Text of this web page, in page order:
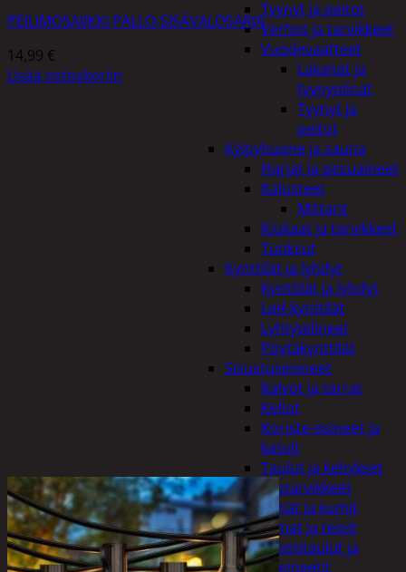
Tyynyt ja peitot
Verhot ja tarvikkeet
Vuodevaatteet
Lakanat ja
tyynynlinat
Tyynyt ja
peitot
Kylpyhuone ja sauna
Harjat ja pesuaineet
Kalusteet
Mittarit
Kiukaat ja tarvikkeet
Tuoksut
Kynttilät ja lyhdyt
Kynttilät ja lyhdyt
Led-kynttilät
Lyhtytelineet
Pöytäkynttilät
Sisustusesineet
Kalvot ja tarrat
Kellot
Koriste-esineet ja
kasvit
Taulut ja kehykset
Toimistotarvikkeet
Kynät ja kumit
Liimat ja teipit
Muistitaulut ja
magneetit
PEILIMOSAIIKKI PALLO-SISÄVALOSARJA
14,99 €
Lisää ostoskoriin